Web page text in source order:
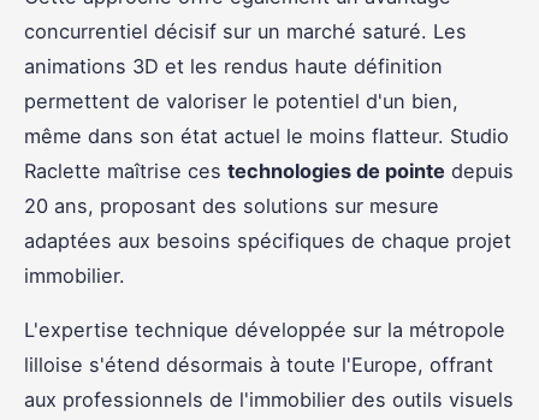
concurrentiel décisif sur un marché saturé. Les
animations 3D et les rendus haute définition
permettent de valoriser le potentiel d'un bien,
même dans son état actuel le moins flatteur. Studio
Raclette maîtrise ces technologies de pointe depuis
20 ans, proposant des solutions sur mesure
adaptées aux besoins spécifiques de chaque projet
immobilier.
L'expertise technique développée sur la métropole
lilloise s'étend désormais à toute l'Europe, offrant
aux professionnels de l'immobilier des outils visuels